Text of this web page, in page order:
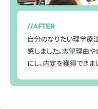
AFTER
自分のなりたい理学療
感しました。志望理由
にし、内定を獲得できま